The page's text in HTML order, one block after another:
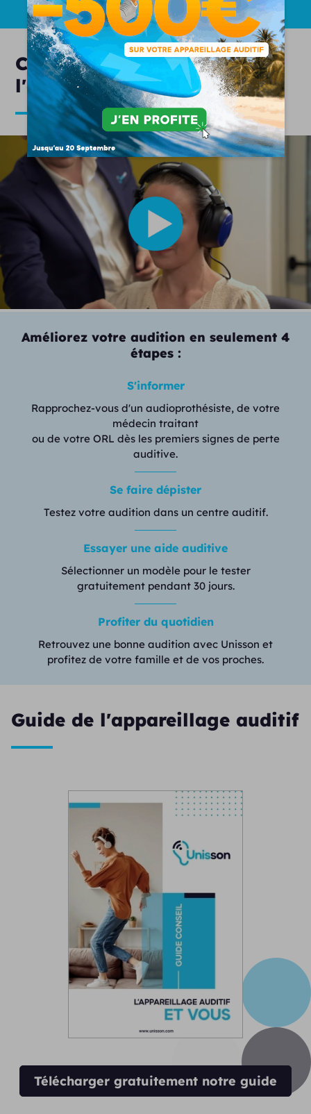
Comment se déroule
l'appareillage auditif ?
Améliorez votre audition en seulement 4
étapes :
S'informer
Rapprochez-vous d'un audioprothésiste, de votre
médecin traitant
ou de votre ORL dès les premiers signes de perte
auditive.
Se faire dépister
Testez votre audition dans un centre auditif.
Essayer une aide auditive
Sélectionner un modèle pour le tester
gratuitement pendant 30 jours.
Profiter du quotidien
Retrouvez une bonne audition avec Unisson et
profitez de votre famille et de vos proches.
Guide de l'appareillage auditif
Télécharger gratuitement notre guide